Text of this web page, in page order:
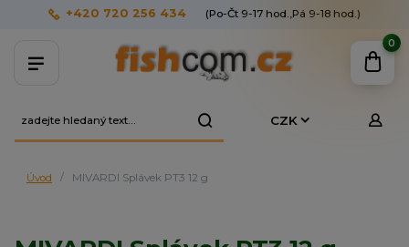
CZK
+420 720 256 434 (Po-Čt 9-17 hod.,Pá 9-18 hod.)
0
Úvod MIVARDI Splávek PT3 12 g